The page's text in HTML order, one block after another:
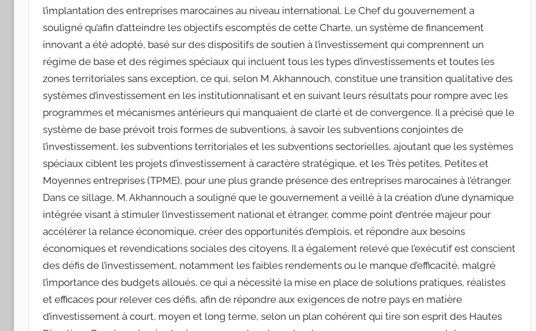
l’implantation des entreprises marocaines au niveau international. Le Chef du gouvernement a
souligné qu’afin d’atteindre les objectifs escomptés de cette Charte, un système de financement
innovant a été adopté, basé sur des dispositifs de soutien à l’investissement qui comprennent un
régime de base et des régimes spéciaux qui incluent tous les types d’investissements et toutes les
zones territoriales sans exception, ce qui, selon M. Akhannouch, constitue une transition qualitative des
systèmes d’investissement en les institutionnalisant et en suivant leurs résultats pour rompre avec les
programmes et mécanismes antérieurs qui manquaient de clarté et de convergence. Il a précisé que le
système de base prévoit trois formes de subventions, à savoir les subventions conjointes de
l’investissement, les subventions territoriales et les subventions sectorielles, ajoutant que les systèmes
spéciaux ciblent les projets d’investissement à caractère stratégique, et les Très petites, Petites et
Moyennes entreprises (TPME), pour une plus grande présence des entreprises marocaines à l’étranger.
Dans ce sillage, M. Akhannouch a souligné que le gouvernement a veillé à la création d’une dynamique
intégrée visant à stimuler l’investissement national et étranger, comme point d’entrée majeur pour
accélérer la relance économique, créer des opportunités d’emplois, et répondre aux besoins
économiques et revendications sociales des citoyens. Il a également relevé que l’exécutif est conscient
des défis de l’investissement, notamment les faibles rendements ou le manque d’efficacité, malgré
l’importance des budgets alloués, ce qui a nécessité la mise en place de solutions pratiques, réalistes
et efficaces pour relever ces défis, afin de répondre aux exigences de notre pays en matière
d’investissement à court, moyen et long terme, selon un plan cohérent qui tire son esprit des Hautes